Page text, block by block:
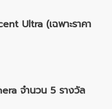
Ultra (เฉพาะราคา
จำนวน 5 รางวัล